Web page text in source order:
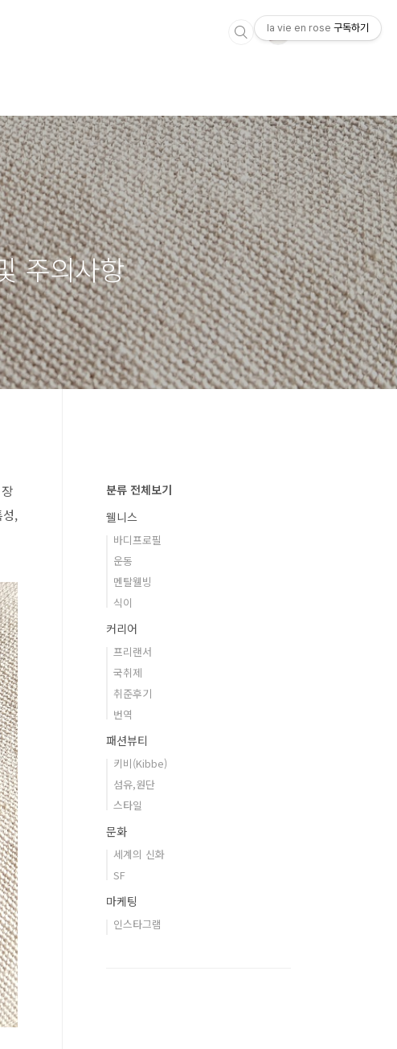
주의사항
성,
분류 전체보기
웰니스
바디프로필
운동
멘탈웰빙
식이
커리어
프리랜서
국취제
취준후기
번역
패션뷰티
키비(Kibbe)
섬유,원단
스타일
문화
세계의 신화
SF
마케팅
인스타그램
la vie en rose 구독하기